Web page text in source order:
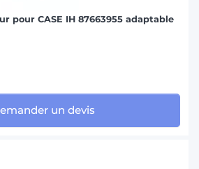
pour CASE IH 87663955 adaptable
un devis